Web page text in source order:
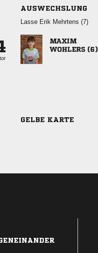
AUSWECHSLUNG
   

 
GELBE KARTE